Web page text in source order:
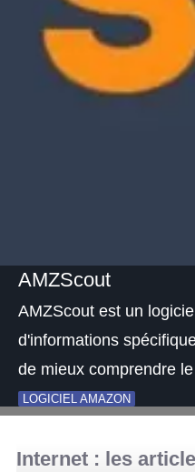
AMZScout
AMZScout est un
d'informations
de mieux comprendre
LOGICIEL AMAZON
Internet : les